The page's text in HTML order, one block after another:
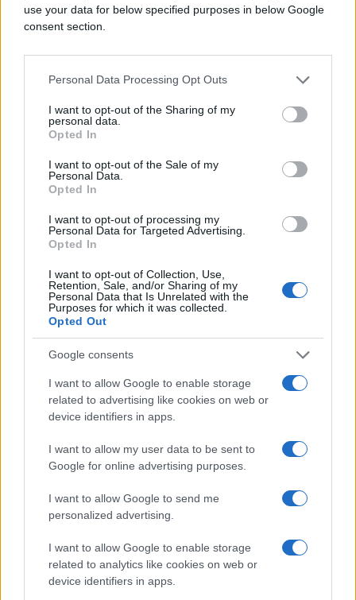
use your data for below specified purposes in below Google
consent section.
Personal Data Processing Opt Outs
I want to opt-out of the Sharing of my
personal data.
Opted In
I want to opt-out of the Sale of my
Personal Data.
Opted In
I want to opt-out of processing my
Personal Data for Targeted Advertising.
Opted In
I want to opt-out of Collection, Use,
Retention, Sale, and/or Sharing of my
Personal Data that Is Unrelated with the
Purposes for which it was collected.
Opted Out
Google consents
I want to allow Google to enable storage
related to advertising like cookies on web or
device identifiers in apps.
I want to allow my user data to be sent to
Google for online advertising purposes.
I want to allow Google to send me
personalized advertising.
I want to allow Google to enable storage
related to analytics like cookies on web or
device identifiers in apps.
Podsjetimo, pitanje osobe koja je predložila
mandatara pokrenuto je nakon apelacije pred
Ustavnim sudom BiH u vezi s izborom Vlade RS.
naroda PSBiH da dostave originalni dokument s
potpisom predlagača, no dokument nije bio
apelantima.
dokument potpisao 23. augusta.
#Nenad Stevandić